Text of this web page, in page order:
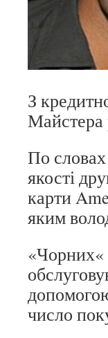
З
Майстера
По
якості
карти
яким
«Чорних«
число